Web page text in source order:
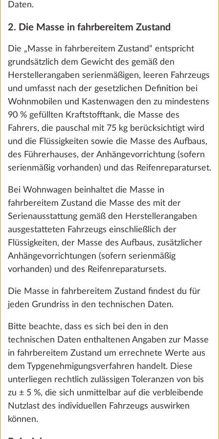
Gasdruckregler TRUMA DuoControl inkl.
Umschaltautomatik, Crash-Sensor, Eis-Ex
und Gasfilter
2,4 kg
Hinzufügen
Fernanzeige für Gasdruckregler TRUMA
0,6 kg
überschritten wird, hat HOBBY den Einbau von
eine „maximale Masse für Sonderausstattung“
festgelegt.
Diese berechnet sich für Wohnmobile und
Kastenwagen zunächst, indem von der technisch
zulässigen Gesamtmasse die Masse in fahrbereitem
Zustand, die Masse der Mitfahrer sowie die
Mindest-Nutzlast abgezogen werden. Bei
Wohnwagen errechnet sich diese, indem von der
technisch zulässigen Gesamtmasse die Masse in
fahrbereitem Zustand und die Mindest-Nutzlast
abgezogen werden.
Da es sich bei der Masse in fahrbereitem Zustand
um einen errechneten Wert handelt, der rechtlich
zulässigen Toleranzen von bis zu ± 5 % unterliegt
und das Auftreten dieser Toleranzen zu einer
faktischen Unterschreitung der Mindest-Nutzlast
führen kann, werden bei der maximalen Masse für
Sonderausstattung außerdem die gesetzlich
zulässigen Toleranzen vorsorglich eingerechnet.
Berücksichtigt werden außerdem besondere
Ländervarianten/Sondermodellen, die nicht zur
Serienausstattung gehören.
Angaben zur maximalen Masse für
Sonderausstattung findest du für jeden Grundriss in
den technischen Daten.